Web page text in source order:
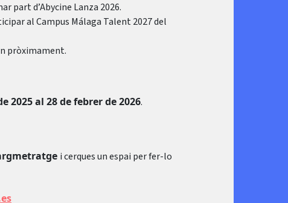
part d’Abycine Lanza 2026.
al Campus Málaga Talent 2027 del
pròximament.
2025 al 28 de febrer de 2026.
i cerques un espai per fer-lo